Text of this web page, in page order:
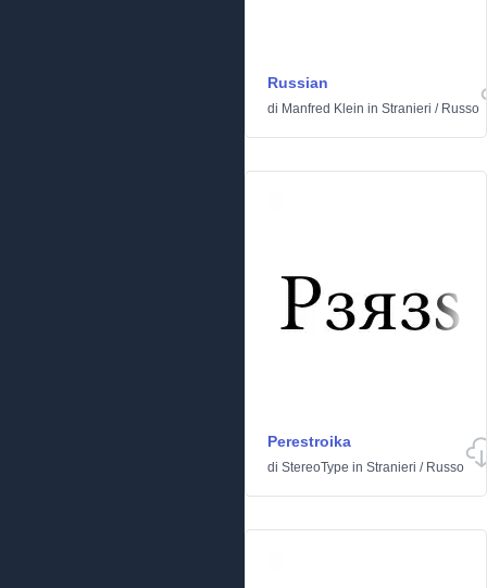
Russian
di Manfred Klein in Stranieri / Russo
Perestroika
di StereoType in Stranieri / Russo